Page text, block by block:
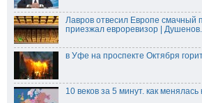
Лавров отвесил Европе смачный
приезжал евроревизор |
в Уфе на проспекте Октября
10 веков за 5 минут. как